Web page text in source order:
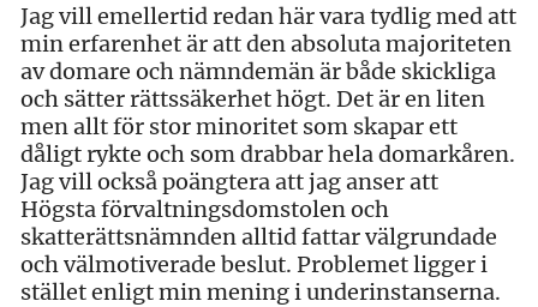
Jag vill emellertid redan här vara tydlig med att
min erfarenhet är att den absoluta majoriteten
av domare och nämndemän är både skickliga
och sätter rättssäkerhet högt. Det är en liten
men allt för stor minoritet som skapar ett
dåligt rykte och som drabbar hela domarkåren.
Jag vill också poängtera att jag anser att
Högsta förvaltningsdomstolen och
skatterättsnämnden alltid fattar välgrundade
och välmotiverade beslut. Problemet ligger i
stället enligt min mening i underinstanserna.